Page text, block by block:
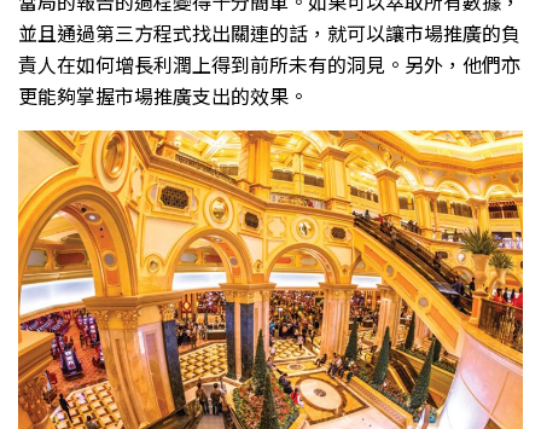
並且通過第三方程式找出關連的話，就可以讓市場推廣的負
責人在如何增長利潤上得到前所未有的洞見。另外，他們亦
更能夠掌握市場推廣支出的效果。